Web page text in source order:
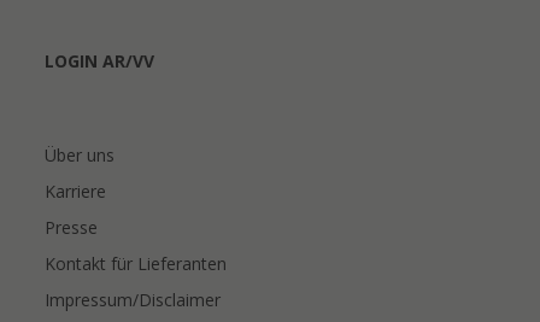
LOGIN AR/VV
Über uns
Karriere
Presse
Kontakt für Lieferanten
Impressum/Disclaimer